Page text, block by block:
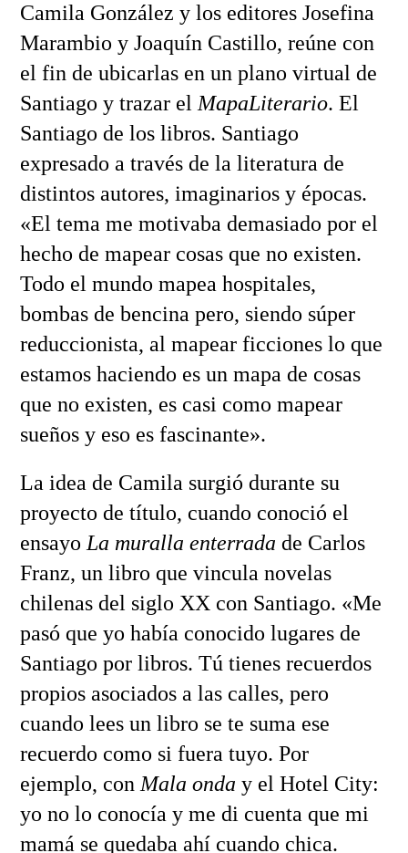
Camila González y los editores Josefina
Marambio y Joaquín Castillo, reúne con
el fin de ubicarlas en un plano virtual de
Santiago y trazar elMapaLiterario. El
Santiago de los libros. Santiago
expresado a través de la literatura de
distintos autores, imaginarios y épocas.
«El tema me motivaba demasiado por el
hecho de mapear cosas que no existen.
Todo el mundo mapea hospitales,
bombas de bencina pero, siendo súper
reduccionista, al mapear ficciones lo que
estamos haciendo es un mapa de cosas
que no existen, es casi como mapear
sueños y eso es fascinante».
La idea de Camila surgió durante su
proyecto de título, cuando conoció el
ensayoLa muralla enterrada de Carlos
Franz, un libro que vincula novelas
chilenas del siglo XX con Santiago. «Me
pasó que yo había conocido lugares de
Santiago por libros. Tú tienes recuerdos
propios asociados a las calles, pero
cuando lees un libro se te suma ese
recuerdo como si fuera tuyo. Por
ejemplo, conMala onda y el Hotel City:
yo no lo conocía y me di cuenta que mi
mamá se quedaba ahí cuando chica.